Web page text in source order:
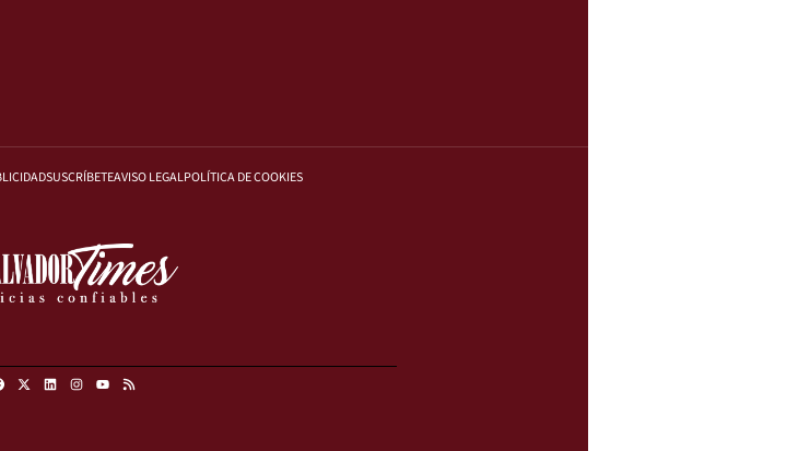
SUSCRÍBETEAVISO LEGALPOLÍTICA DE COOKIES
FacebookLinkedinInstagram